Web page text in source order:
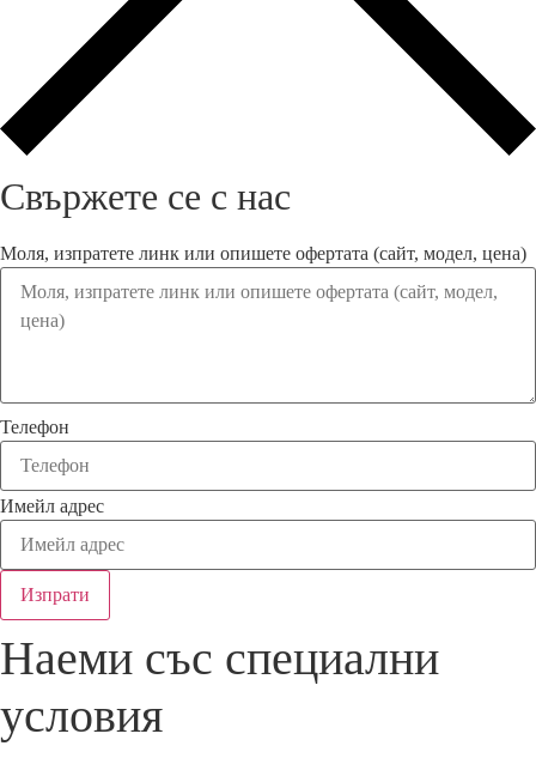
Свържете се с нас
Моля, изпратете линк или опишете офертата (сайт, модел, цена)
Телефон
Имейл адрес
Изпрати
Наеми със специални
условия